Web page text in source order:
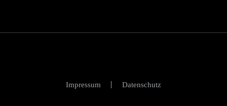
Impressum Datenschutz